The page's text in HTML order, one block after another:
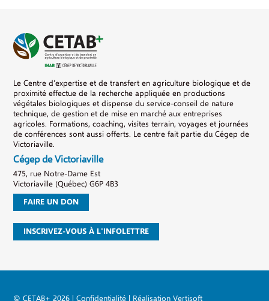
Le Centre d’expertise et de transfert en agriculture biologique et de
proximité effectue de la recherche appliquée en productions
végétales biologiques et dispense du service-conseil de nature
technique, de gestion et de mise en marché aux entreprises
agricoles. Formations, coaching, visites terrain, voyages et journées
de conférences sont aussi offerts. Le centre fait partie du Cégep de
Victoriaville.
Cégep de Victoriaville
475, rue Notre-Dame Est
Victoriaville (Québec) G6P 4B3
FAIRE UN DON
INSCRIVEZ-VOUS À L'INFOLETTRE
© CETAB+ 2026 |Confidentialité | Réalisation Vertisoft